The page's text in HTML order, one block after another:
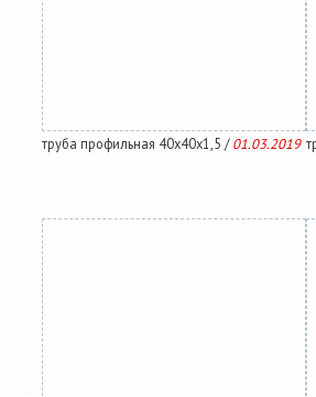
труба профильная 40х40х1,5 /01.03.2019